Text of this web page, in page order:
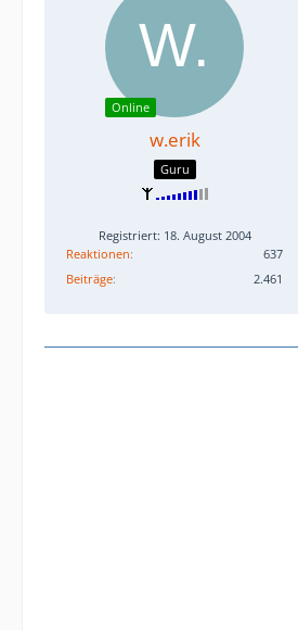
Online
w.erik
Guru
Registriert: 18. August 2004
Reaktionen
637
Beiträge
2.461